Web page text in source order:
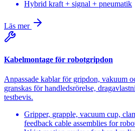
Hybrid kraft + signal + pneumatik
Läs mer
Kabelmontage för robotgripdon
Anpassade kablar för gripdon, vakuum
granskas för handledsrörelse,
testbevis.
Gripper, grapple, vacuum cup,
feedback cable assemblies for